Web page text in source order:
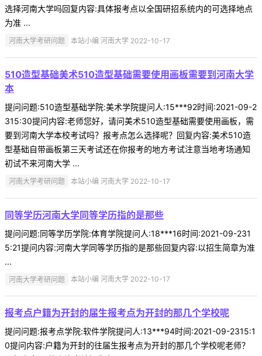
选择河南大学吗回复内容:具体报考点以全国研招系统内的可选择地点
为准 ...
河南大学考研问题 本站小编 河南大学 2022-10-17
510造型基础美术510造型基础需要使用画板需要到河南大学
本
提问问题:510造型基础学院:美术学院提问人:15***92时间:2021-09-2
315:30提问内容:老师您好，请问美术510造型基础需要使用画板，需
要到河南大学本校考试吗？报考点怎么选择呢？回复内容:美术510造
型基础自带画板第三天考试还在你报考的地方考试注意当地考场通知
初试不来河南大学 ...
河南大学考研问题 本站小编 河南大学 2022-10-17
同等学历河南大学同等学历指的是那些
提问问题:同等学历学院:体育学院提问人:18***16时间:2021-09-231
5:21提问内容:河南大学同等学历指的是那些回复内容:以招生简章为准
...
河南大学考研问题 本站小编 河南大学 2022-10-17
报考点户籍为开封的届生报考点为开封的那几个学校呢
提问问题:报考点学院:软件学院提问人:13***94时间:2021-09-2315:1
0提问内容:户籍为开封的往届生报考点为开封的那几个学校呢老师？